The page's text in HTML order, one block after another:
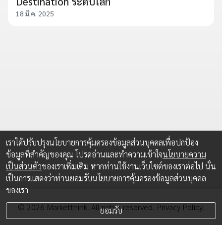
18 มี.ค. 2025
© 2026 Marketthink. All rights reserved. Privacy Policy.
เราได้ปรับปรุงนโยบายการคุ้มครองข้อมูลส่วนบุคคลเพื่อปกป้อง
ข้อมูลที่สำคัญของคุณ โปรดอ่านและทำความเข้าใจนโยบายความ
เป็นส่วนตัวของเราเพิ่มเติม หากท่านใช้งานเว็บไซต์ของเราต่อไป นั่น
เป็นการแสดงว่าท่านยอมรับนโยบายการคุ้มครองข้อมูลส่วนบุคคล
ของเรา
ยอมรับ